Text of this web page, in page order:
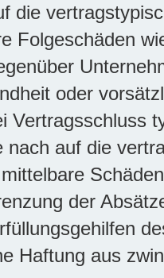
die
Folgeschäden
oder
Vertragsschluss
nach auf die
der
Haftung aus